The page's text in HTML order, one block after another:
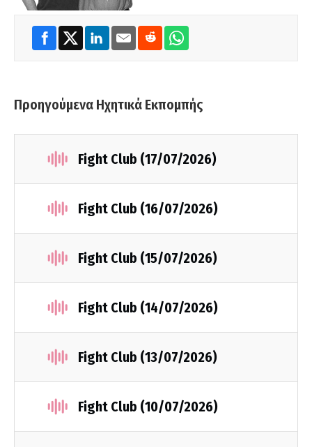
Προηγούμενα Ηχητικά Εκπομπής
Fight Club (17/07/2026)
Fight Club (16/07/2026)
Fight Club (15/07/2026)
Fight Club (14/07/2026)
Fight Club (13/07/2026)
Fight Club (10/07/2026)